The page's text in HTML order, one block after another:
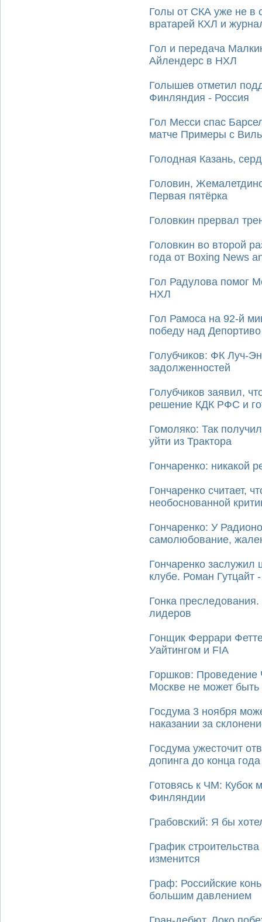
Голы от СКА уже не в
вратарей КХЛ и
Гол и передача
Айлендерс в НХЛ
Голышев отметил
Финляндия - Россия
Гол Месси спас
матче Примеры с
Голодная Казань,
Головин,
Первая пятёрка
Головкин прервал
Головкин во второй
года от Boxing News
Гол Радулова помог
НХЛ
Гол Рамоса на 92-й
победу над Депортиво
Голубчиков: ФК Луч-
задолженностей
Голубчиков заявил,
решение КДК РФС и
Гомоляко: Так
уйти из Трактора
Гончаренко: никакой
Гончаренко считает,
необоснованной
Гончаренко: У
самолюбование,
Гончаренко заслужил
клубе. Роман Гутцайт
Гонка
лидеров
Гонщик Феррари
Уайтингом и FIA
Горшков: Проведение
Москве не может быть
Госдума 3 ноября
наказании за
Госдума ужесточит
допинга до конца года
Готовясь к ЧМ: Кубок
Финляндии
Грабовский: Я бы
График
изменится
Граф: Российские
большим давлением